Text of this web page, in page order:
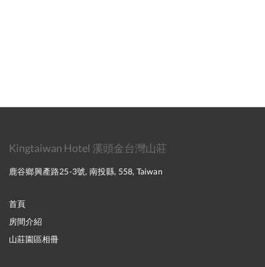
Kingtaiwan Hotel 溪頭金台灣山莊
鹿谷鄉興產路25-3號, 南投縣, 558, Taiwan
首頁
房間介紹
山莊園區相冊